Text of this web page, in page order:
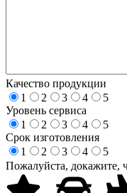
Качество продукции
1
2 3 4
5
Уровень сервиса
1
2 3 4
5
Срок изготовления
1
2 3 4
5
Пожалуйста, докажите,